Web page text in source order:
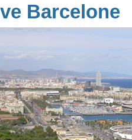
Barcelone